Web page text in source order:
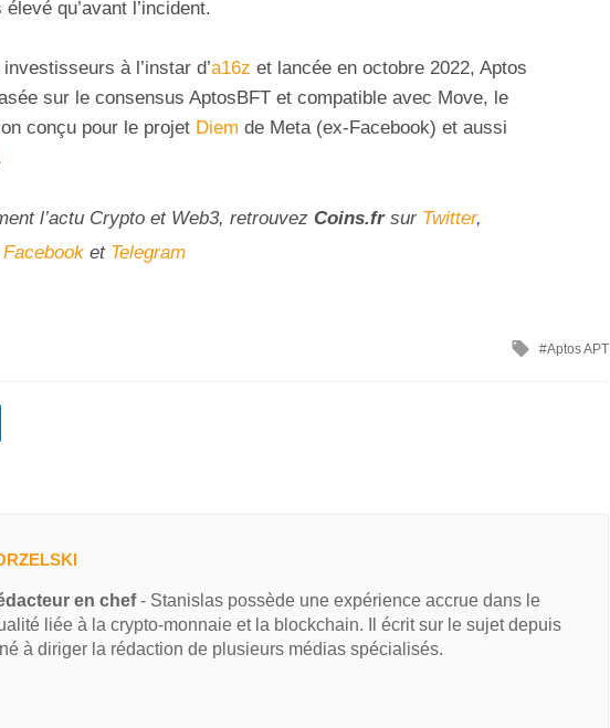
qu’avant l’incident.
à l’instar d’a16z et lancée en octobre 2022, Aptos
sur le consensus AptosBFT et compatible avec Move, le
conçu pour le projet Diem de Meta (ex-Facebook) et aussi
l’actu Crypto et Web3, retrouvez Coins.fr sur Twitter,
Facebook et Telegram
Aptos APT
en chef- Stanislas possède une expérience accrue dans le
liée à la crypto-monnaie et la blockchain. Il écrit sur le sujet depuis
à diriger la rédaction de plusieurs médias spécialisés.